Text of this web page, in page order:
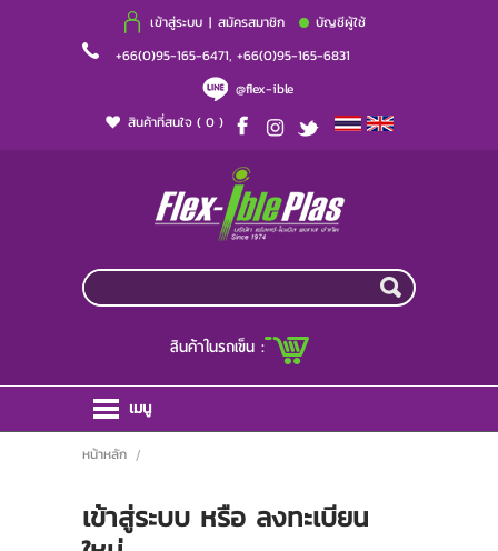
เข้าสู่ระบบ | สมัครสมาชิก
บัญชีผู้ใช้
+66(0)95-165-6471, +66(0)95-165-6831
@flex-ible
สินค้าที่สนใจ ( 0 )
สินค้าในรถเข็น :
เมนู
หน้าหลัก
สินค้า
หน้าหลัก
เข้าสู่ระบบ หรือ ลงทะเบียน